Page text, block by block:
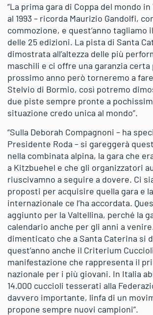
“La prima gara di Coppa del mondo
al 1993 – ricorda Maurizio Gandolfi,
commozione, e quest’anno tagliamo
delle 25 edizioni. La pista di Santa
dimostrata all’altezza delle più
maschili e ci offre una garanzia
prossimo anno però torneremo a
Stelvio di Bormio, così potremo
due piste sempre pronte a
situazione credo unica al mondo”.
“Sulla Deborah Compagnoni – ha
Presidente Roda – si gareggerà
nella combinata alpina, la gara che
a Kitzbuehel e che gli organizzatori
riuscivamno a seguire a dovere. Ci
proposti per acquisire quella gara e
internazionale ce l’ha accordata.
aggiunto per la Valtellina, perché la
calendario anche per gli anni a
dimenticato che a Santa Caterina si
quest’anno anche il Criterium
manifestazione che rappresenta il
nazionale per i più giovani. In Italia
14.000 cuccioli tesserati alla
davvero importante, linfa di un
propone sempre nuovi campioni”.